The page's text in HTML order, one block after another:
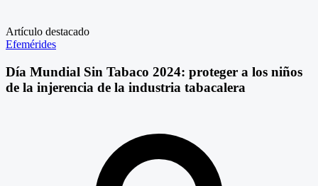
Artículo destacado
Efemérides
Día Mundial Sin Tabaco 2024: proteger a los niños
de la injerencia de la industria tabacalera